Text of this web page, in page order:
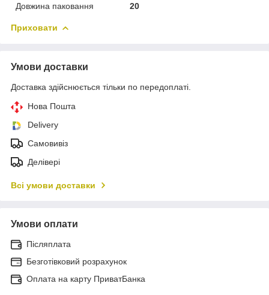
Довжина паковання
20
Приховати
Умови доставки
Доставка здійснюється тільки по передоплаті.
Нова Пошта
Delivery
Самовивіз
Делівері
Всі умови доставки
Умови оплати
Післяплата
Безготівковий розрахунок
Оплата на карту ПриватБанка